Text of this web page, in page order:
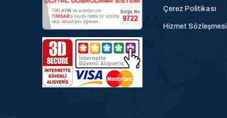
Çerez Politikası
Hizmet Sözleşmesi